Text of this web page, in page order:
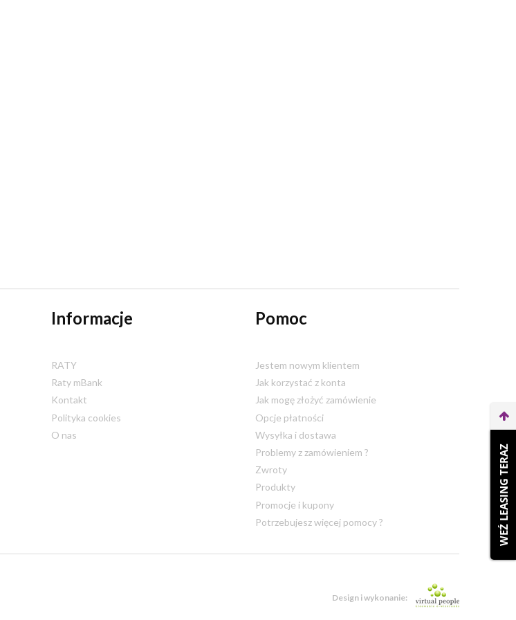
Informacje
RATY
Raty mBank
Kontakt
Polityka cookies
O nas
Pomoc
Jestem nowym klientem
Jak korzystać z konta
Jak mogę złożyć zamówienie
Opcje płatności
Wysyłka i dostawa
Problemy z zamówieniem ?
Zwroty
Produkty
Promocje i kupony
Potrzebujesz więcej pomocy ?
Design i wykonanie:
WEŹ LEASING TERAZ